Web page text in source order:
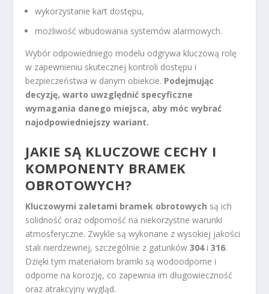
wykorzystanie kart dostępu,
możliwość wbudowania systemów alarmowych.
Wybór odpowiedniego modelu odgrywa kluczową rolę
w zapewnieniu skutecznej kontroli dostępu i
bezpieczeństwa w danym obiekcie. Podejmując
decyzję, warto uwzględnić specyficzne
wymagania danego miejsca, aby móc wybrać
najodpowiedniejszy wariant.
JAKIE SĄ KLUCZOWE CECHY I
KOMPONENTY BRAMEK
OBROTOWYCH?
Kluczowymi zaletami bramek obrotowych są ich
solidność oraz odporność na niekorzystne warunki
atmosferyczne. Zwykle są wykonane z wysokiej jakości
stali nierdzewnej, szczególnie z gatunków304i316.
Dzięki tym materiałom bramki są wodoodporne i
odporne na korozję, co zapewnia im długowieczność
oraz atrakcyjny wygląd.